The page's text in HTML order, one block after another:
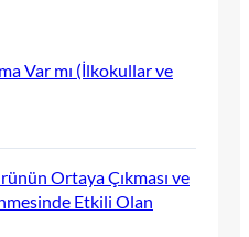
Var mı (İlkokullar ve
Ortaya Çıkması ve
Etkili Olan